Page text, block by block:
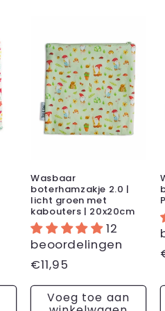
Wasbaar
boterhamzakje 2.0 |
licht groen met
kabouters | 20x20cm
12
beoordelingen
Normale
prijs
€11,95
Voeg toe aan